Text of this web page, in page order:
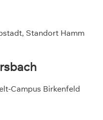
Standort Hamm
Campus Birkenfeld